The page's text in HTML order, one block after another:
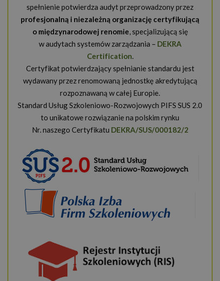
spełnienie potwierdza audyt przeprowadzony przez
profesjonalną i niezależną organizację certyfikującą
o międzynarodowej renomie, specjalizującą się
w audytach systemów zarządzania – DEKRA
Certification.
Certyfikat potwierdzający spełnianie standardu jest
wydawany przez renomowaną jednostkę akredytującą
rozpoznawaną w całej Europie.
Standard Usług Szkoleniowo-Rozwojowych PIFS SUS 2.0
to unikatowe rozwiązanie na polskim rynku
Nr. naszego Certyfikatu DEKRA/SUS/000182/2